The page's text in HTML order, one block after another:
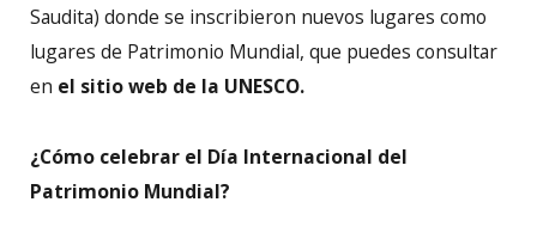
Saudita) donde se inscribieron nuevos lugares como
lugares de Patrimonio Mundial, que puedes consultar
en el sitio web de la UNESCO.
¿Cómo celebrar el Día Internacional del
Patrimonio Mundial?